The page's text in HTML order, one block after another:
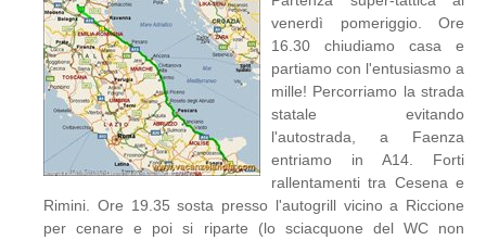
venerdì pomeriggio. Ore
16.30 chiudiamo casa e
partiamo con l'entusiasmo a
mille! Percorriamo la strada
statale evitando
l'autostrada, a Faenza
entriamo in A14. Forti
rallentamenti tra Cesena e
Rimini. Ore 19.35 sosta presso l'autogrill vicino a Riccione
per cenare e poi si riparte (lo sciacquone del WC non